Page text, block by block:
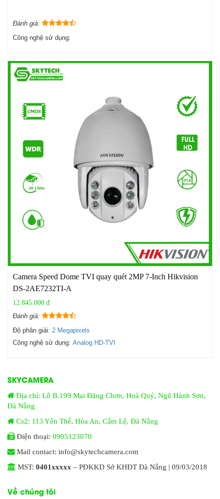
Đánh giá:
Công nghệ sử dụng:
Camera Speed Dome TVI quay quét 2MP 7-Inch Hikvision
DS-2AE7232TI-A
12.845.000 đ
Đánh giá:
Độ phân giải: 2 Megapixels
Công nghệ sử dụng: Analog HD-TVI
SKYCAMERA
Địa chỉ: Lô B.199 Mai Đăng Chơn, Hoà Quý, Ngũ Hành Sơn,
Đà Nẵng
Cs2: 113 Yên Thế, Hòa An, Cẩm Lệ, Đà Nẵng
Điện thoại: 0905123070
Mail contact: info@skytechcamera.com
MST: 0401xxxxx – PĐKKD Sở KHĐT Đà Nẵng | 09/03/2018
Về chúng tôi